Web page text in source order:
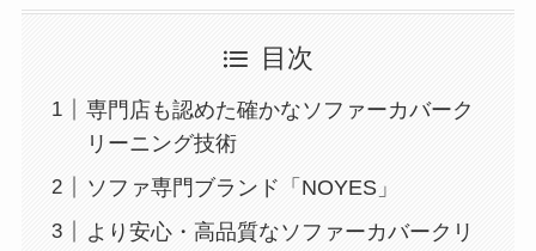
目次
専門店も認めた確かなソファーカバーク
リーニング技術
ソファ専門ブランド「NOYES」
より安心・高品質なソファーカバークリ